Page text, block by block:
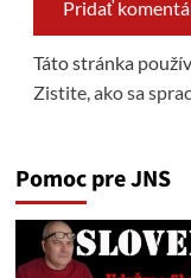
Táto stránka
Zistite, ako sa
Pomoc pre JNS